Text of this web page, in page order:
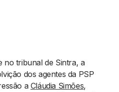
no tribunal de Sintra, a
dos agentes da PSP
a Cláudia Simões,